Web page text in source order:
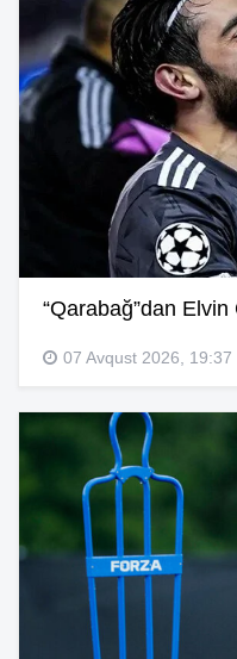
“Qarabağ”dan Elvin
07 Avqust 2026, 19:37